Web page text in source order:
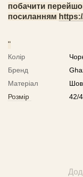
побачити
посиланням
"
Колір
Бренд
Матеріал
Розмір
42/